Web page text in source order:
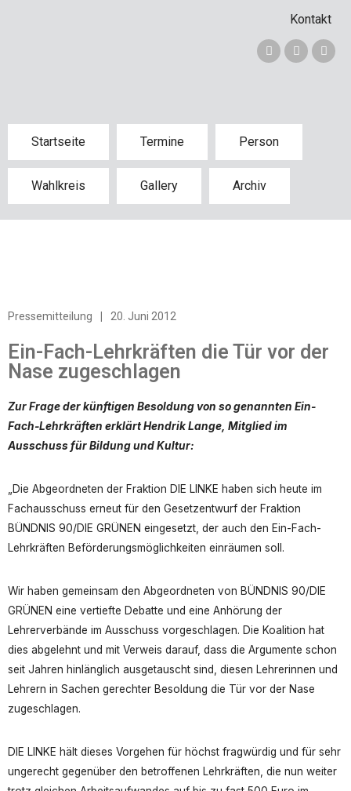
Kontakt
Startseite Termine Person
Wahlkreis Gallery Archiv
Pressemitteilung 20. Juni 2012
Ein-Fach-Lehrkräften die Tür vor der
Nase zugeschlagen
Zur Frage der künftigen Besoldung von so genannten Ein-
Fach-Lehrkräften erklärt Hendrik Lange, Mitglied im
Ausschuss für Bildung und Kultur:
„Die Abgeordneten der Fraktion DIE LINKE haben sich heute im
Fachausschuss erneut für den Gesetzentwurf der Fraktion
BÜNDNIS 90/DIE GRÜNEN eingesetzt, der auch den Ein-Fach-
Lehrkräften Beförderungsmöglichkeiten einräumen soll.
Wir haben gemeinsam den Abgeordneten von BÜNDNIS 90/DIE
GRÜNEN eine vertiefte Debatte und eine Anhörung der
Lehrerverbände im Ausschuss vorgeschlagen. Die Koalition hat
dies abgelehnt und mit Verweis darauf, dass die Argumente schon
seit Jahren hinlänglich ausgetauscht sind, diesen Lehrerinnen und
Lehrern in Sachen gerechter Besoldung die Tür vor der Nase
zugeschlagen.
DIE LINKE hält dieses Vorgehen für höchst fragwürdig und für sehr
ungerecht gegenüber den betroffenen Lehrkräften, die nun weiter